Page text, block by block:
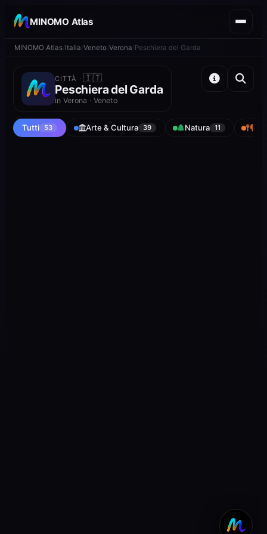
MINOMO Atlas
MINOMO Atlas Italia Veneto Verona Peschiera del Garda
CITTÀ ·🇮🇹
Peschiera del Garda
in Verona · Veneto
Tutti 53 Arte & Cultura 39 Natura 11